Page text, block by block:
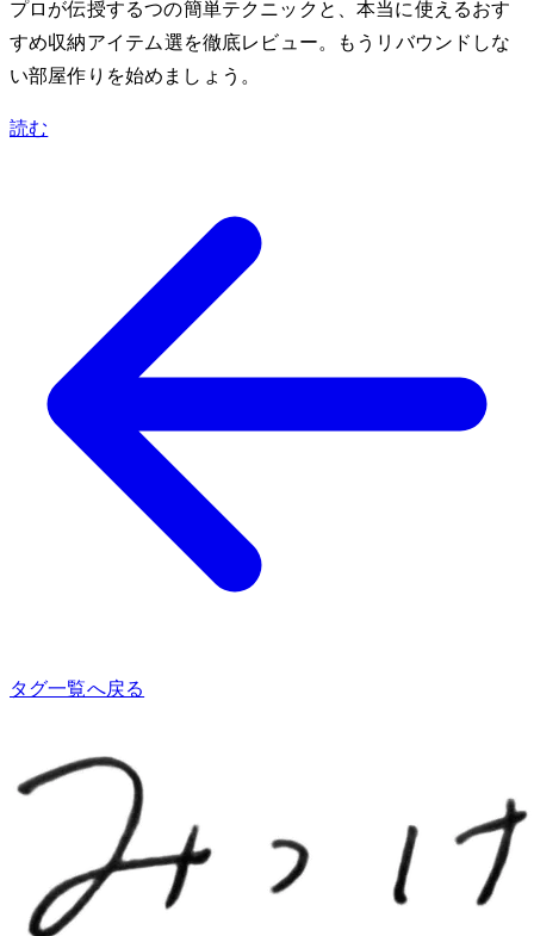
プロが伝授する7つの簡単テクニックと、本当に使えるおす
すめ収納アイテム10選を徹底レビュー。もうリバウンドしな
い部屋作りを始めましょう。
読む
タグ一覧へ戻る